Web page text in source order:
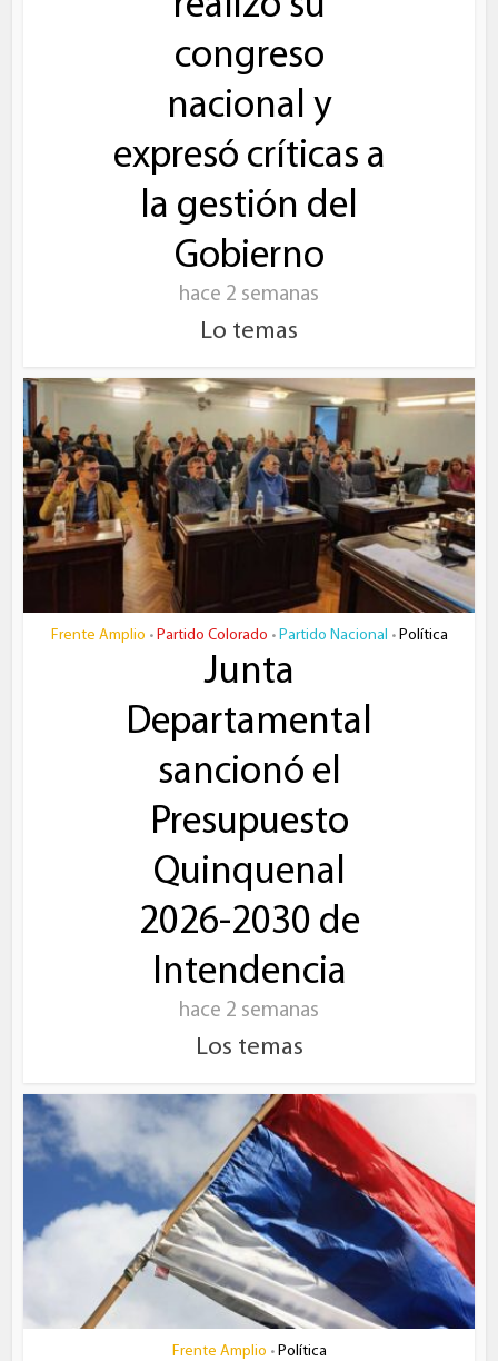
congreso
nacional y
expresó críticas a
la gestión del
Gobierno
hace 2 semanas
Lo temas
Frente Amplio • Partido Colorado • Partido Nacional • Política
Junta
Departamental
sancionó el
Presupuesto
Quinquenal
2026-2030 de
Intendencia
hace 2 semanas
Los temas
Frente Amplio • Política